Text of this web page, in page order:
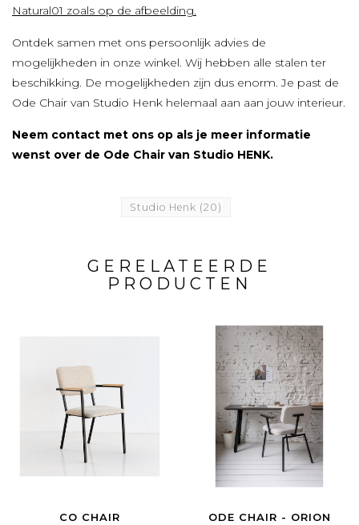
Natural01 zoals op de afbeelding.
Ontdek samen met ons persoonlijk advies de
mogelijkheden in onze winkel. Wij hebben alle stalen ter
beschikking. De mogelijkheden zijn dus enorm. Je past de
Ode Chair van Studio Henk helemaal aan aan jouw interieur.
Neem contact met ons op als je meer informatie
wenst over de Ode Chair van Studio HENK.
Studio Henk (20)
GERELATEERDE
PRODUCTEN
CO CHAIR ODE CHAIR - ORION